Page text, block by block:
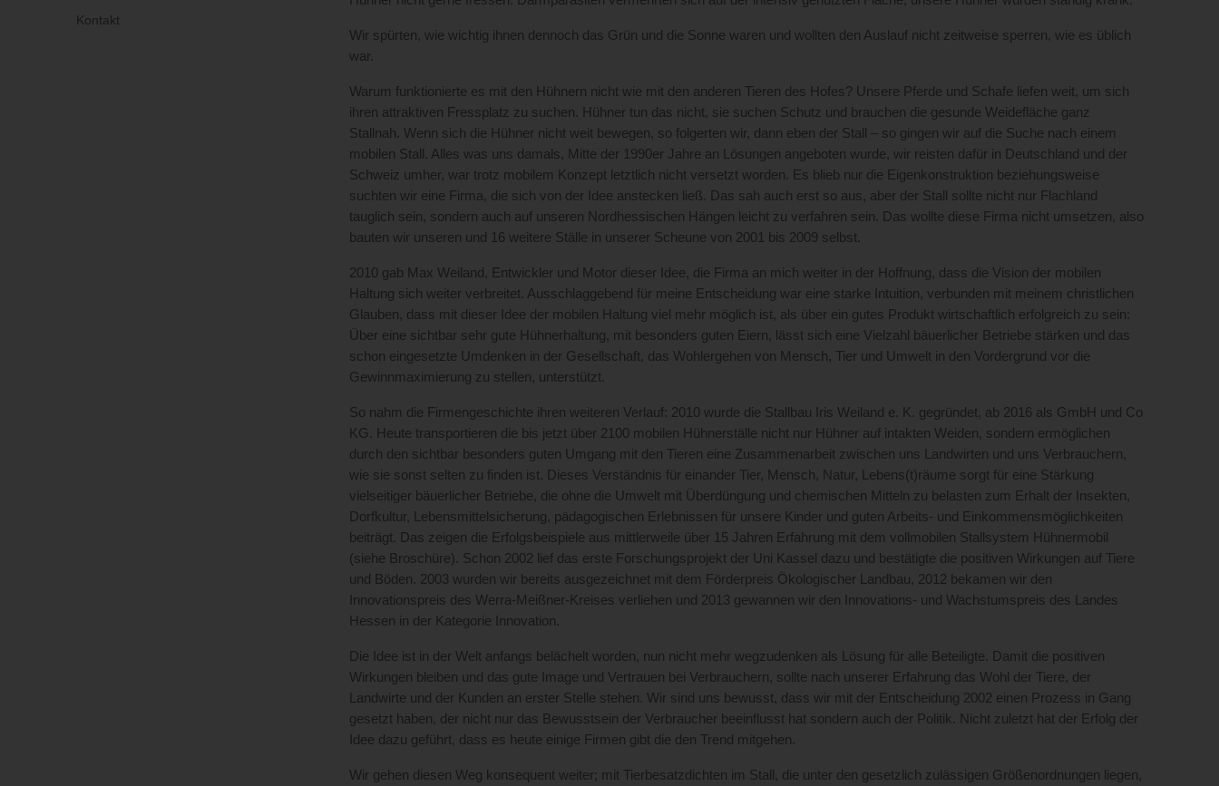
Kontakt
Wir spürten, wie wichtig ihnen dennoch das Grün und die Sonne waren und wollten den Auslauf nicht zeitweise sperren, wie es üblich
war.
Warum funktionierte es mit den Hühnern nicht wie mit den anderen Tieren des Hofes? Unsere Pferde und Schafe liefen weit, um sich
ihren attraktiven Fressplatz zu suchen. Hühner tun das nicht, sie suchen Schutz und brauchen die gesunde Weidefläche ganz
Stallnah. Wenn sich die Hühner nicht weit bewegen, so folgerten wir, dann eben der Stall – so gingen wir auf die Suche nach einem
mobilen Stall. Alles was uns damals, Mitte der 1990er Jahre an Lösungen angeboten wurde, wir reisten dafür in Deutschland und der
Schweiz umher, war trotz mobilem Konzept letztlich nicht versetzt worden. Es blieb nur die Eigenkonstruktion beziehungsweise
suchten wir eine Firma, die sich von der Idee anstecken ließ. Das sah auch erst so aus, aber der Stall sollte nicht nur Flachland
tauglich sein, sondern auch auf unseren Nordhessischen Hängen leicht zu verfahren sein. Das wollte diese Firma nicht umsetzen, also
bauten wir unseren und 16 weitere Ställe in unserer Scheune von 2001 bis 2009 selbst.
2010 gab Max Weiland, Entwickler und Motor dieser Idee, die Firma an mich weiter in der Hoffnung, dass die Vision der mobilen
Haltung sich weiter verbreitet. Ausschlaggebend für meine Entscheidung war eine starke Intuition, verbunden mit meinem christlichen
Glauben, dass mit dieser Idee der mobilen Haltung viel mehr möglich ist, als über ein gutes Produkt wirtschaftlich erfolgreich zu sein:
Über eine sichtbar sehr gute Hühnerhaltung, mit besonders guten Eiern, lässt sich eine Vielzahl bäuerlicher Betriebe stärken und das
schon eingesetzte Umdenken in der Gesellschaft, das Wohlergehen von Mensch, Tier und Umwelt in den Vordergrund vor die
Gewinnmaximierung zu stellen, unterstützt.
So nahm die Firmengeschichte ihren weiteren Verlauf: 2010 wurde die Stallbau Iris Weiland e. K. gegründet, ab 2016 als GmbH und Co
KG. Heute transportieren die bis jetzt über 2100 mobilen Hühnerställe nicht nur Hühner auf intakten Weiden, sondern ermöglichen
durch den sichtbar besonders guten Umgang mit den Tieren eine Zusammenarbeit zwischen uns Landwirten und uns Verbrauchern,
wie sie sonst selten zu finden ist. Dieses Verständnis für einander Tier, Mensch, Natur, Lebens(t)räume sorgt für eine Stärkung
vielseitiger bäuerlicher Betriebe, die ohne die Umwelt mit Überdüngung und chemischen Mitteln zu belasten zum Erhalt der Insekten,
Dorfkultur, Lebensmittelsicherung, pädagogischen Erlebnissen für unsere Kinder und guten Arbeits- und Einkommensmöglichkeiten
beiträgt. Das zeigen die Erfolgsbeispiele aus mittlerweile über 15 Jahren Erfahrung mit dem vollmobilen Stallsystem Hühnermobil
(siehe Broschüre). Schon 2002 lief das erste Forschungsprojekt der Uni Kassel dazu und bestätigte die positiven Wirkungen auf Tiere
und Böden. 2003 wurden wir bereits ausgezeichnet mit dem Förderpreis Ökologischer Landbau, 2012 bekamen wir den
Innovationspreis des Werra-Meißner-Kreises verliehen und 2013 gewannen wir den Innovations- und Wachstumspreis des Landes
Hessen in der Kategorie Innovation.
Die Idee ist in der Welt anfangs belächelt worden, nun nicht mehr wegzudenken als Lösung für alle Beteiligte. Damit die positiven
Wirkungen bleiben und das gute Image und Vertrauen bei Verbrauchern, sollte nach unserer Erfahrung das Wohl der Tiere, der
Landwirte und der Kunden an erster Stelle stehen. Wir sind uns bewusst, dass wir mit der Entscheidung 2002 einen Prozess in Gang
gesetzt haben, der nicht nur das Bewusstsein der Verbraucher beeinflusst hat sondern auch der Politik. Nicht zuletzt hat der Erfolg der
Idee dazu geführt, dass es heute einige Firmen gibt die den Trend mitgehen.
Wir gehen diesen Weg konsequent weiter; mit Tierbesatzdichten im Stall, die unter den gesetzlich zulässigen Größenordnungen liegen,